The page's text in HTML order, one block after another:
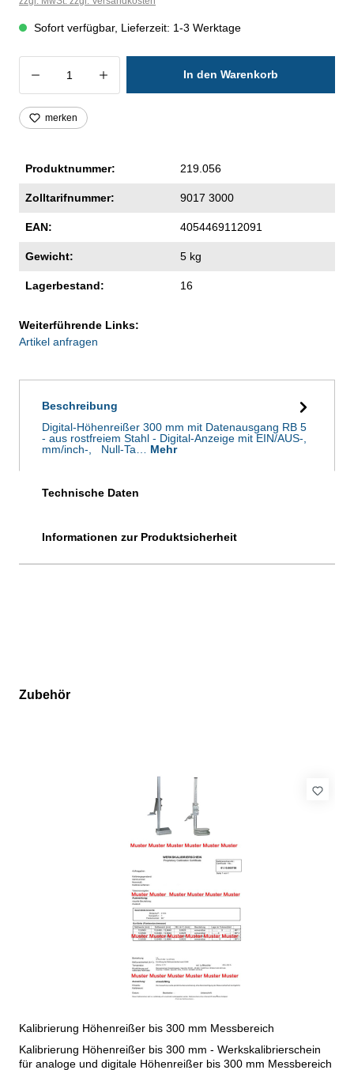
Sofort verfügbar, Lieferzeit: 1-3 Werktage
Produkt Anzahl: Gib den gewünschten
In den Warenkorb
merken
Produktnummer: 219.056
Zolltarifnummer: 9017 3000
EAN: 4054469112091
Gewicht: 5 kg
Lagerbestand: 16
Weiterführende Links:
Artikel anfragen
Beschreibung
Digital-Höhenreißer 300 mm mit Datenausgang RB 5
- aus rostfreiem Stahl - Digital-Anzeige mit EIN/AUS-,
mm/inch-, Null-Ta… Mehr
Technische Daten
Informationen zur Produktsicherheit
Produktgalerie überspringen
Zubehör
Kalibrierung Höhenreißer bis 300 mm Messbereich
Kalibrierung Höhenreißer bis 300 mm - Werkskalibrierschein
für analoge und digitale Höhenreißer bis 300 mm Messbereich